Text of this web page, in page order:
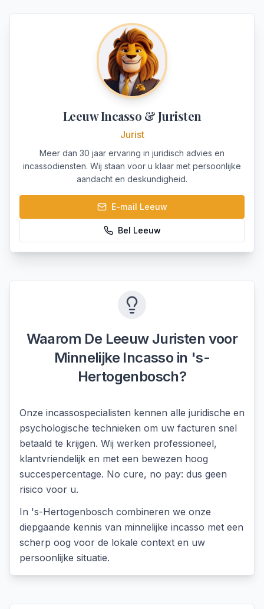
Leeuw Incasso & Juristen
Jurist
Meer dan 30 jaar ervaring in juridisch advies en
incassodiensten. Wij staan voor u klaar met persoonlijke
aandacht en deskundigheid.
E-mail Leeuw
Bel Leeuw
Waarom De Leeuw Juristen voor
Minnelijke Incasso in 's-
Hertogenbosch?
Onze incassospecialisten kennen alle juridische en
psychologische technieken om uw facturen snel
betaald te krijgen. Wij werken professioneel,
klantvriendelijk en met een bewezen hoog
succespercentage. No cure, no pay: dus geen
risico voor u.
In 's-Hertogenbosch combineren we onze
diepgaande kennis van minnelijke incasso met een
scherp oog voor de lokale context en uw
persoonlijke situatie.